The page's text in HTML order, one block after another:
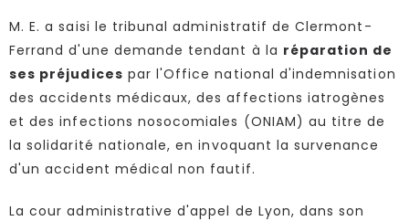
M. E. a saisi le tribunal administratif de Clermont-
Ferrand d'une demande tendant à la réparation de
ses préjudices par l'Office national d'indemnisation
des accidents médicaux, des affections iatrogènes
et des infections nosocomiales (ONIAM) au titre de
la solidarité nationale, en invoquant la survenance
d'un accident médical non fautif.
La cour administrative d'appel de Lyon, dans son